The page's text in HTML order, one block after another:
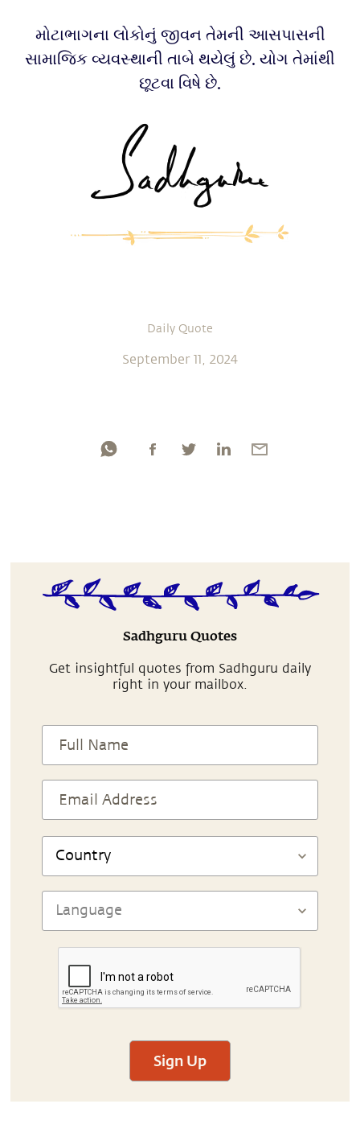
મોટાભાગના લોકોનું જીવન તેમની આસપાસની
સામાજિક વ્યવસ્થાની તાબે થયેલું છે. યોગ તેમાંથી
છૂટવા વિષે છે.
Daily Quote
September 11, 2024
Sadhguru Quotes
Get insightful quotes from Sadhguru daily
right in your mailbox.
Sign Up